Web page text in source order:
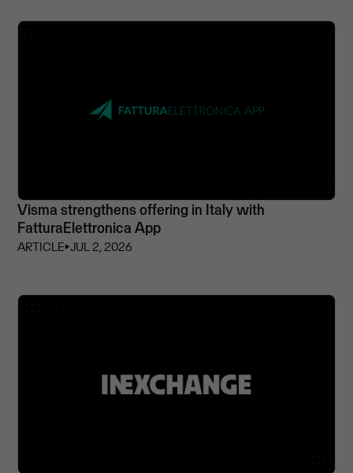
Visma strengthens offering in Italy with
FatturaElettronica App
ARTICLE⏵JUL 2, 2026